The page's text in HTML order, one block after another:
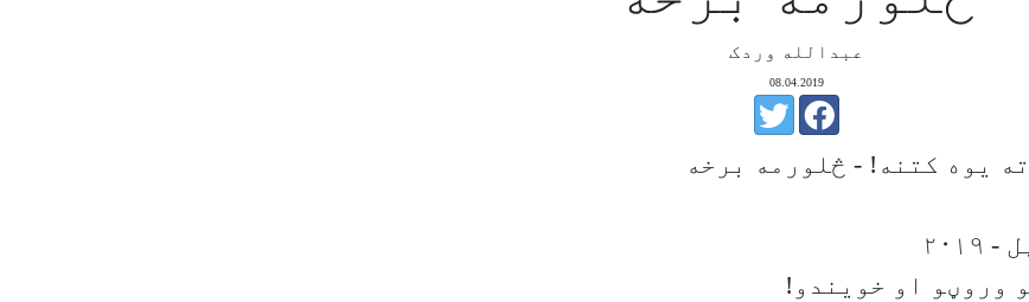
عبدالله وردک
08.04.2019
یوه کتنه! - څلورمه برخه
وروڼو او خویندو!